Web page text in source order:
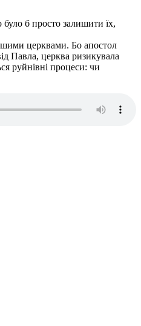
б просто залишити їх,
церквами. Бо апостол
Павла, церква ризикувала
руйнівні процеси: чи